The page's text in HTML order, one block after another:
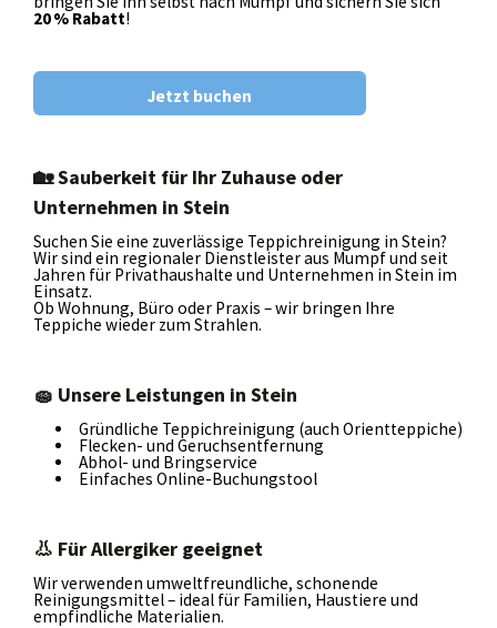
Kontakt
20 % Rabatt!
Jetzt buchen
🏡 Sauberkeit für Ihr Zuhause oder
Unternehmen in Stein
Suchen Sie eine zuverlässige Teppichreinigung in Stein?
Wir sind ein regionaler Dienstleister aus Mumpf und seit
Jahren für Privathaushalte und Unternehmen in Stein im
Einsatz.
Ob Wohnung, Büro oder Praxis – wir bringen Ihre
Teppiche wieder zum Strahlen.
🧽 Unsere Leistungen in Stein
Gründliche Teppichreinigung (auch Orientteppiche)
Flecken- und Geruchsentfernung
Abhol- und Bringservice
Einfaches Online-Buchungstool
👃 Für Allergiker geeignet
Wir verwenden umweltfreundliche, schonende
Reinigungsmittel – ideal für Familien, Haustiere und
empfindliche Materialien.